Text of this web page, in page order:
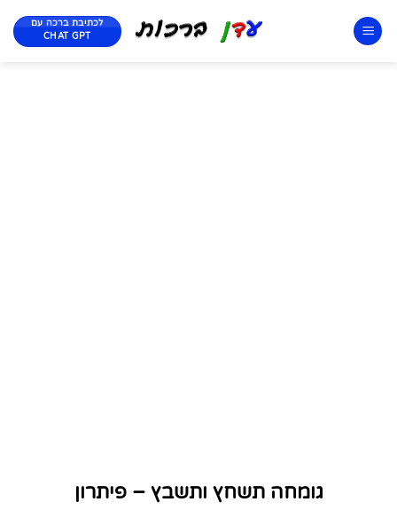
לכתיבת ברכה עם
CHAT GPT
גומחה תשחץ ותשבץ – פיתרון